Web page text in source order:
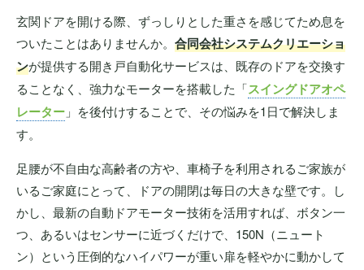
玄関ドアを開ける際、ずっしりとした重さを感じてため息を
ついたことはありませんか。 合同会社システムクリエーショ
ンが提供する開き戸自動化サービスは、既存のドアを交換す
ることなく、強力なモーターを搭載した「スイングドアオペ
レーター 」を後付けすることで、その悩みを1日で解決しま
す。
足腰が不自由な高齢者の方や、車椅子を利用されるご家族が
いるご家庭にとって、ドアの開閉は毎日の大きな壁です。し
かし、最新の自動ドアモーター技術を活用すれば、ボタン一
つ、あるいはセンサーに近づくだけで、150N（ニュート
ン）という圧倒的なハイパワーが重い扉を軽やかに動かして